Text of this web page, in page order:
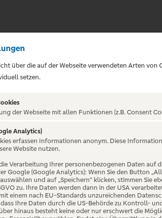
über die auf der Webseite verwendeten Arten von
setzen.
der Webseite mit allen Funktionen (z.B. Consent
Analytics)
erfassen Informationen anonym. Diese
Website nutzen.
Verarbeitung Ihrer personenbezogenen Daten auf
Google (Google Analytics): Wenn Sie den Button
und auf „Speichern“ klicken, stimmen Sie
zu. Ihre Daten werden dann in der USA
einem nach EU-Standards unzureichenden
Ihre Daten durch die US-Behörde zu Kontroll-
hinaus besteht keine oder nur erschwert die